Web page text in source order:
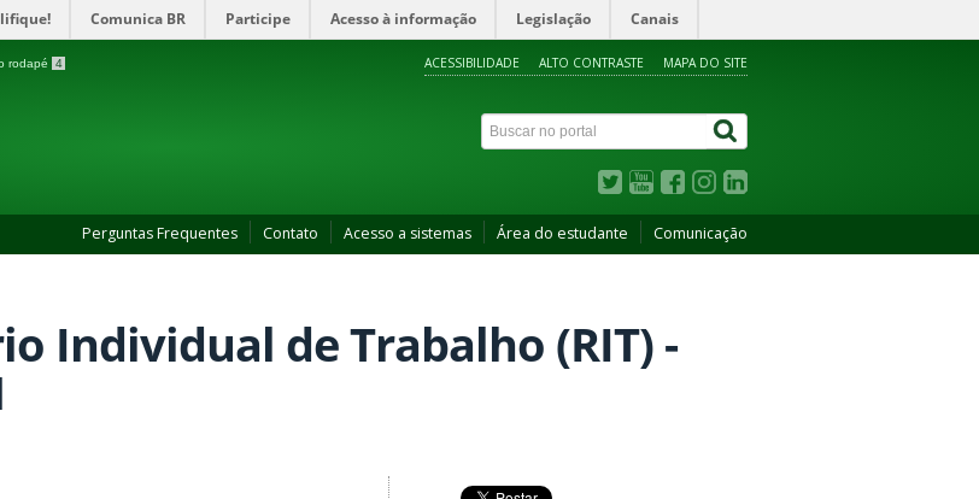
Comunica BR Participe Acesso à informação Legislação Canais
rodapé 4 ACESSIBILIDADE ALTO CONTRASTE MAPA DO SITE
Perguntas Frequentes Contato Acesso a sistemas Área do estudante Comunicação
Individual de Trabalho (RIT) -